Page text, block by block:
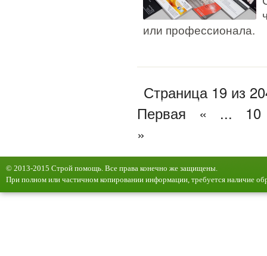
или профессионала.
Страница 19 из
Первая
« ...
10
»
© 2013-2015 Строй помощь. Все права конечно же защищены.
При полном или частичном копировании информации, требуется наличие